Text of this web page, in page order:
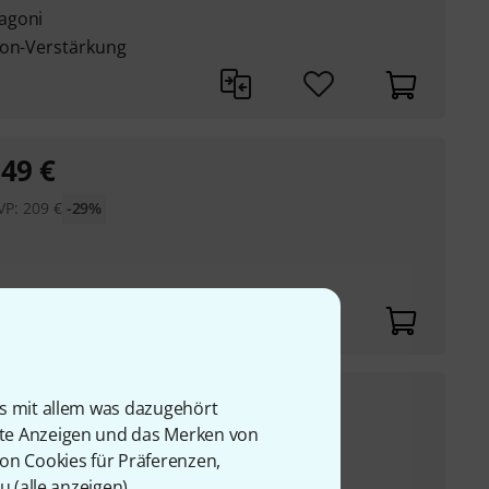
mit allem was dazugehört
Anzeigen und das Merken von
Cookies für Präferenzen,
Verstärkung
€
209 € -29%
Edition299€
UVP:369 € -19%